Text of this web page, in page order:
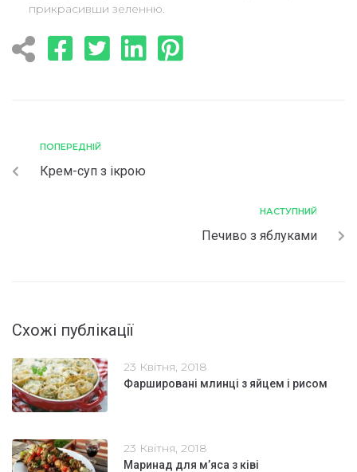
прикрасивши зеленню.
ПОПЕРЕДНІЙ
Крем-суп з ікрою
НАСТУПНИЙ
Печиво з яблуками
Схожі публікації
23 Квітня, 2018
Фаршировані млинці з яйцем і рисом
23 Квітня, 2018
Маринад для м’яса з ківі